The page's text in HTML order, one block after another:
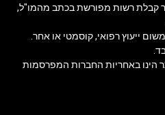
קבלת רשות מפורשת בכתב מהמו"ל,
ייעוץ רפואי, קוסמטי או אחר.
הינו באחריות החברות המפרסמות